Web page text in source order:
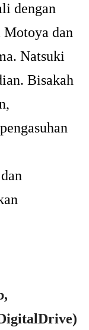
dengan
Motoya dan
Natsuki
Bisakah